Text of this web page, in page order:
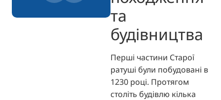
та
будівництва
Перші частини Старої
ратуші були побудовані в
1230 році. Протягом
століть будівлю кілька